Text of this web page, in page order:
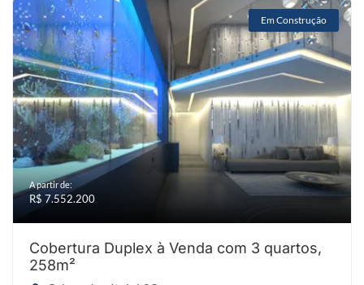
Em Construção
A partir de:
R$ 7.552.200
Cobertura Duplex à Venda com 3 quartos,
258m²